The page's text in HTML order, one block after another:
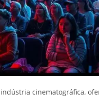
cinematográfica,